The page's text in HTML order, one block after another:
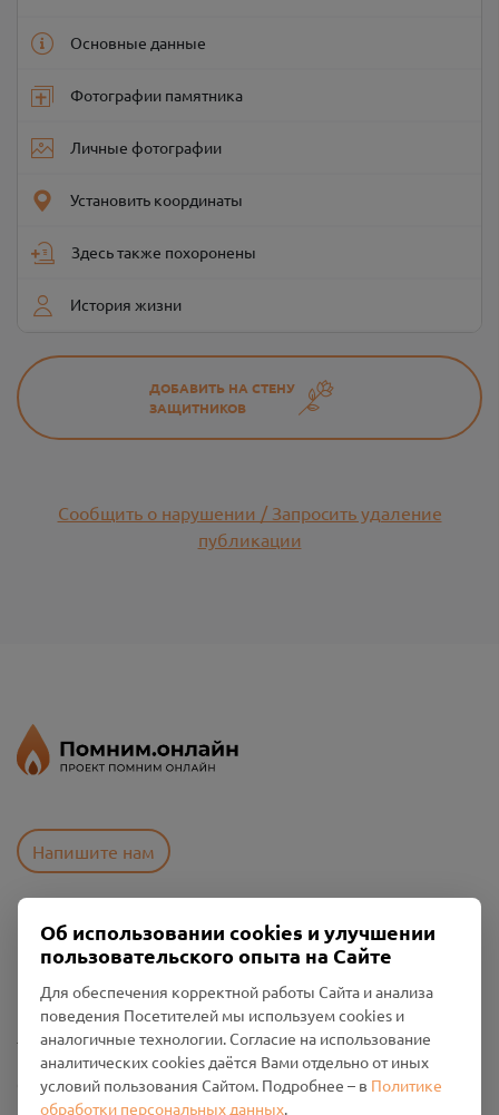
Основные данные
Фотографии памятника
Личные фотографии
Установить координаты
Здесь также похоронены
История жизни
ДОБАВИТЬ НА СТЕНУ
ЗАЩИТНИКОВ
Сообщить о нарушении / Запросить удаление
публикации
Напишите нам
Пользовательское соглашение
Политика конфиденциальности
Промо-материалы
Настройки cookies
Общество с ограниченной ответственностью «Смоленский
Проект Помним»
Об использовании cookies и улучшении
пользовательского опыта на Сайте
Для обеспечения корректной работы Сайта и анализа
поведения Посетителей мы используем cookies и
аналогичные технологии. Согласие на использование
аналитических cookies даётся Вами отдельно от иных
условий пользования Сайтом. Подробнее – в Политике
обработки персональных данных.